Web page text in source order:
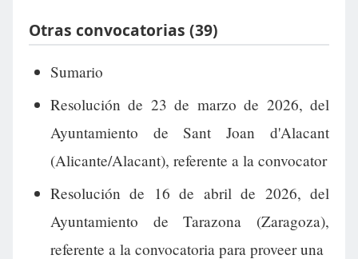
Otras convocatorias (39)
Sumario
Resolución de 23 de marzo de 2026, del
Ayuntamiento de Sant Joan d'Alacant
(Alicante/Alacant), referente a la convocator
Resolución de 16 de abril de 2026, del
Ayuntamiento de Tarazona (Zaragoza),
referente a la convocatoria para proveer una